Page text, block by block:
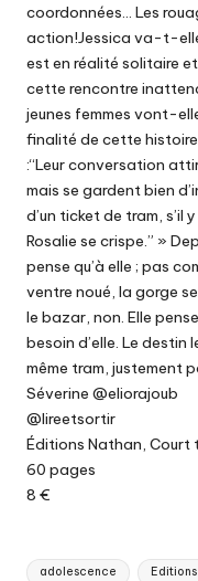
coordonnées… Les
action!Jessica va-t-
est en réalité solitaire
cette rencontre
jeunes femmes vont-
finalité de cette
:“Leur conversation
mais se gardent bien
d’un ticket de tram, s’il
Rosalie se crispe.” »
pense qu’à elle ; pas
ventre noué, la gorge
le bazar, non. Elle
besoin d’elle. Le destin
même tram, justement
Séverine @eliorajoub
@lireetsortir
Éditions Nathan, Court
60 pages
8 €
Tags:
adolescence